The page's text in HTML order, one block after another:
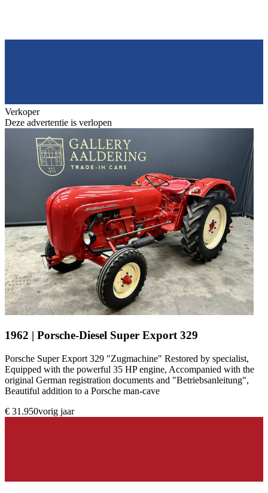
Verkoper
Deze advertentie is verlopen
1962 | Porsche-Diesel Super Export 329
Porsche Super Export 329 "Zugmachine" Restored by specialist,
Equipped with the powerful 35 HP engine, Accompanied with the
original German registration documents and "Betriebsanleitung",
Beautiful addition to a Porsche man-cave
€ 31.950vorig jaar